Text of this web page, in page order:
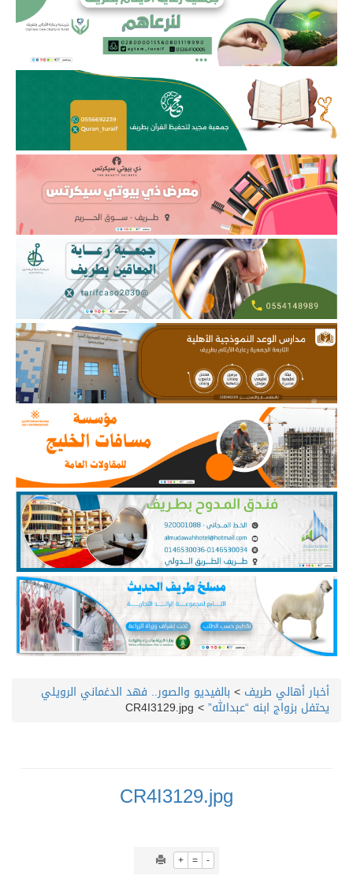
أخبار أهالي طريف > بالفيديو والصور.. فهد الدغماني الرويلي
يحتفل بزواج ابنه “عبدالله”>
CR4I3129.jpg
CR4I3129.jpg
+ = -